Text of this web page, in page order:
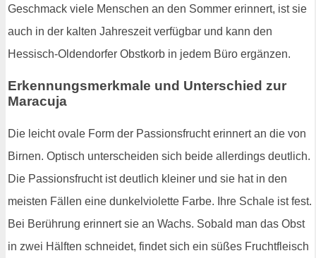
Geschmack viele Menschen an den Sommer erinnert, ist sie
auch in der kalten Jahreszeit verfügbar und kann den
Hessisch-Oldendorfer Obstkorb in jedem Büro ergänzen.
Erkennungsmerkmale und Unterschied zur
Maracuja
Die leicht ovale Form der Passionsfrucht erinnert an die von
Birnen. Optisch unterscheiden sich beide allerdings deutlich.
Die Passionsfrucht ist deutlich kleiner und sie hat in den
meisten Fällen eine dunkelviolette Farbe. Ihre Schale ist fest.
Bei Berührung erinnert sie an Wachs. Sobald man das Obst
in zwei Hälften schneidet, findet sich ein süßes Fruchtfleisch